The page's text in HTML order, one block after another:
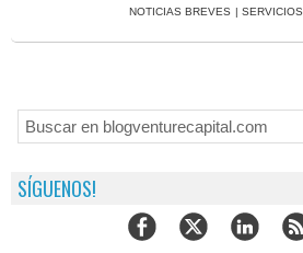
NOTICIAS BREVES | SERVICIOS
SÍGUENOS!